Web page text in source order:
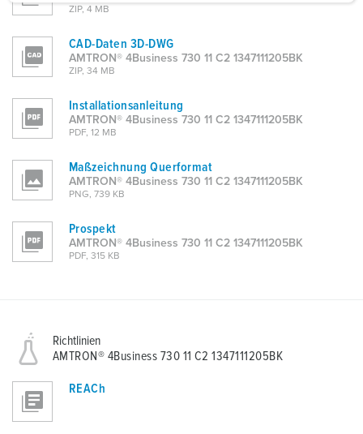
a
l
ZIP, 4 MB
CAD-Daten 3D-DWG
AMTRON® 4Business 730 11 C2 1347111205BK
ZIP, 34 MB
Installationsanleitung
AMTRON® 4Business 730 11 C2 1347111205BK
PDF, 12 MB
Maßzeichnung Querformat
AMTRON® 4Business 730 11 C2 1347111205BK
PNG, 739 KB
Prospekt
AMTRON® 4Business 730 11 C2 1347111205BK
PDF, 315 KB
Richtlinien
AMTRON® 4Business 730 11 C2 1347111205BK
REACh